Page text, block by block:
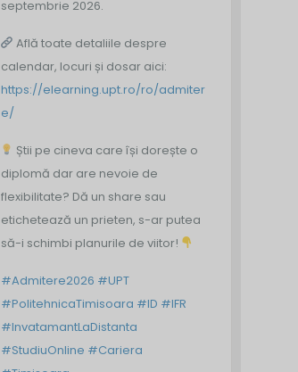
septembrie 2026.
Află toate detaliile despre
calendar, locuri și dosar aici:
https://elearning.upt.ro/ro/admiter
e/
Știi pe cineva care își dorește o
diplomă dar are nevoie de
flexibilitate? Dă un share sau
etichetează un prieten, s-ar putea
să-i schimbi planurile de viitor!
#Admitere2026 #UPT
#PolitehnicaTimisoara #ID #IFR
#InvatamantLaDistanta
#StudiuOnline #Cariera